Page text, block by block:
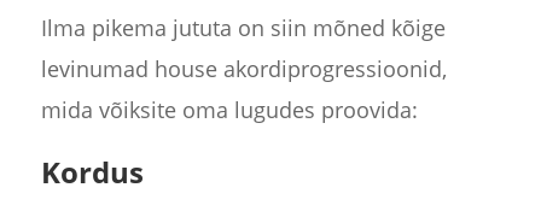
Ilma pikema jututa on siin mõned kõige
levinumad house akordiprogressioonid,
mida võiksite oma lugudes proovida:
Kordus